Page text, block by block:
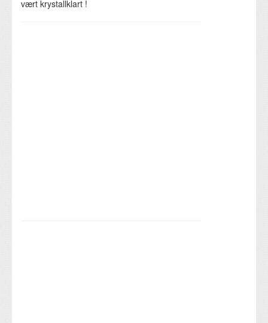
vært krystallklart !